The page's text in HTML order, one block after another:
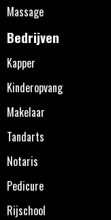
Massage
Bedrijven
Kapper
Kinderopvang
Makelaar
Tandarts
Notaris
Pedicure
Rijschool